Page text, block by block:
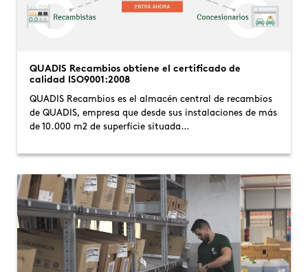
QUADIS Recambios obtiene el certificado de
calidad ISO9001:2008
QUADIS Recambios es el almacén central de recambios
de QUADIS, empresa que desde sus instalaciones de más
de 10.000 m2 de superfície situada…